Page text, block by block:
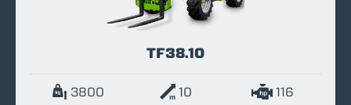
TF38.10
3800 10 116